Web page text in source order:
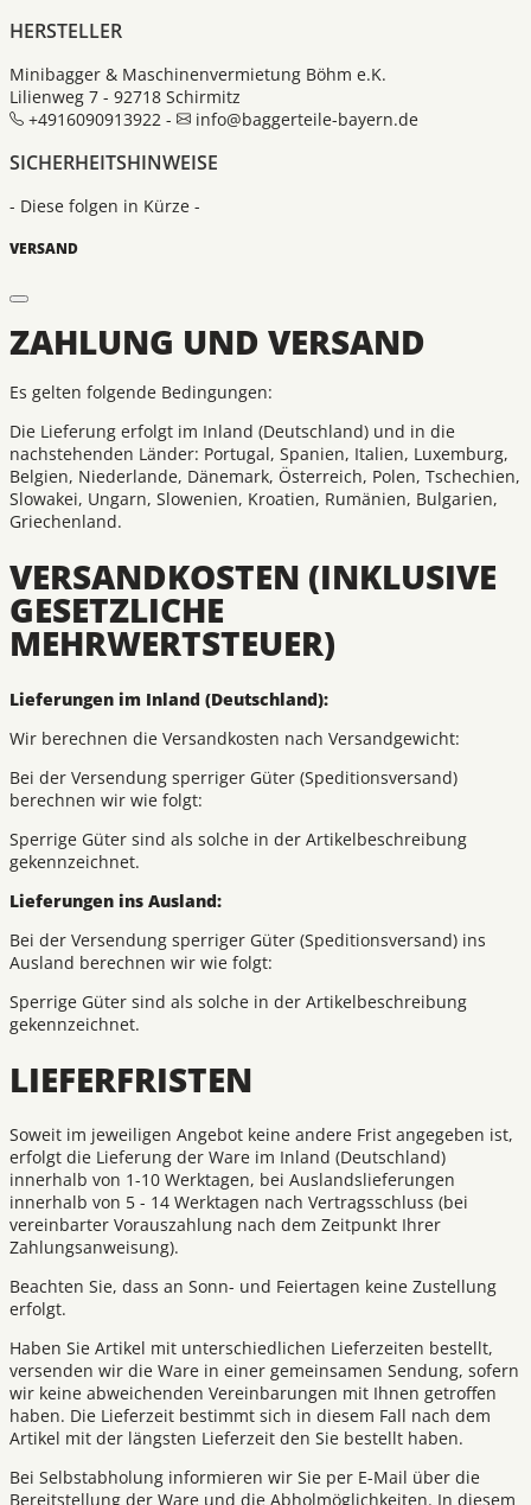
HERSTELLER
Minibagger & Maschinenvermietung Böhm e.K.
Lilienweg 7 - 92718 Schirmitz
+4916090913922 -
info@baggerteile-bayern.de
SICHERHEITSHINWEISE
- Diese folgen in Kürze -
VERSAND
ZAHLUNG UND VERSAND
Es gelten folgende Bedingungen:
Die Lieferung erfolgt im Inland (Deutschland) und in die
nachstehenden Länder: Portugal, Spanien, Italien, Luxemburg,
Belgien, Niederlande, Dänemark, Österreich, Polen, Tschechien,
Slowakei, Ungarn, Slowenien, Kroatien, Rumänien, Bulgarien,
Griechenland.
VERSANDKOSTEN (INKLUSIVE
GESETZLICHE
MEHRWERTSTEUER)
Lieferungen im Inland (Deutschland):
Wir berechnen die Versandkosten nach Versandgewicht:
Bei der Versendung sperriger Güter (Speditionsversand)
berechnen wir wie folgt:
Sperrige Güter sind als solche in der Artikelbeschreibung
gekennzeichnet.
Lieferungen ins Ausland:
Bei der Versendung sperriger Güter (Speditionsversand) ins
Ausland berechnen wir wie folgt:
Sperrige Güter sind als solche in der Artikelbeschreibung
gekennzeichnet.
LIEFERFRISTEN
Soweit im jeweiligen Angebot keine andere Frist angegeben ist,
erfolgt die Lieferung der Ware im Inland (Deutschland)
innerhalb von 1-10 Werktagen, bei Auslandslieferungen
innerhalb von 5 - 14 Werktagen nach Vertragsschluss (bei
vereinbarter Vorauszahlung nach dem Zeitpunkt Ihrer
Zahlungsanweisung).
Beachten Sie, dass an Sonn- und Feiertagen keine Zustellung
erfolgt.
Haben Sie Artikel mit unterschiedlichen Lieferzeiten bestellt,
versenden wir die Ware in einer gemeinsamen Sendung, sofern
wir keine abweichenden Vereinbarungen mit Ihnen getroffen
haben. Die Lieferzeit bestimmt sich in diesem Fall nach dem
Artikel mit der längsten Lieferzeit den Sie bestellt haben.
Bei Selbstabholung informieren wir Sie per E-Mail über die
Bereitstellung der Ware und die Abholmöglichkeiten. In diesem